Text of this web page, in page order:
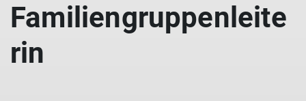
Familiengruppenleite
rin